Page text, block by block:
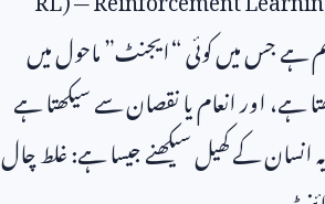
ہے جس میں کوئی “ایجنٹ” ماحول میں
ہے، اور انعام یا نقصان سے سیکھتا ہے
یہ انسان کے کھیل سیکھنے جیسا ہے: غلط چال